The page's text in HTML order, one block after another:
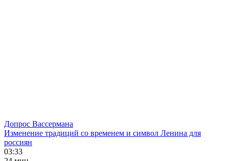
Допрос Вассермана
Изменение традиций со временем и символ Ленина для
россиян
03:33